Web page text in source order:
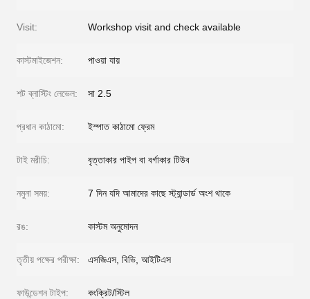
Visit: Workshop visit and check available
কাস্টমাইজেশন: পাওয়া যায়
শট ব্লাস্টিং লেভেল: সা 2.5
প্রধান কাঠামো: ইস্পাত কাঠামো ফ্রেম
টাই মরীচি: বৃত্তাকার পাইপ বা বর্গাকার টিউব
নমুনা সময়: 7 দিন যদি আমাদের কাছে স্ট্যান্ডার্ড অংশ থাকে
রঙ: কাস্টম অনুমোদন
তৃতীয় পক্ষের পরীক্ষা: এসজিএস, বিভি, আইটিএস
ফাউন্ডেশন টাইপ: কংক্রিট/স্টিল